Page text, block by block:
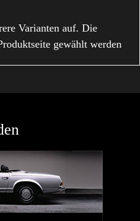
Varianten auf. Die
gewählt werden